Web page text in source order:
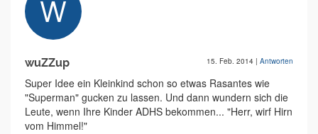
wuZZup 15. Feb. 2014 | Antworten
Super Idee ein Kleinkind schon so etwas Rasantes wie
"Superman" gucken zu lassen. Und dann wundern sich die
Leute, wenn Ihre Kinder ADHS bekommen... "Herr, wirf Hirn
vom Himmel!"